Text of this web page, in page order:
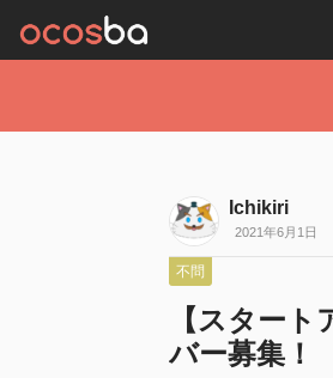
Ichikiri
2021年6月1日
不問
【スター
バー募集！